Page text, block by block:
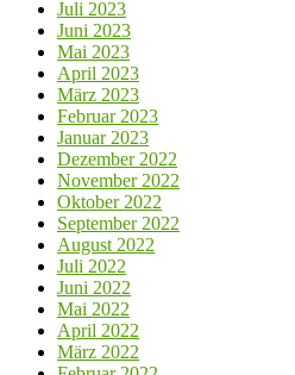
Juli 2023
Juni 2023
Mai 2023
April 2023
März 2023
Februar 2023
Januar 2023
Dezember 2022
November 2022
Oktober 2022
September 2022
August 2022
Juli 2022
Juni 2022
Mai 2022
April 2022
März 2022